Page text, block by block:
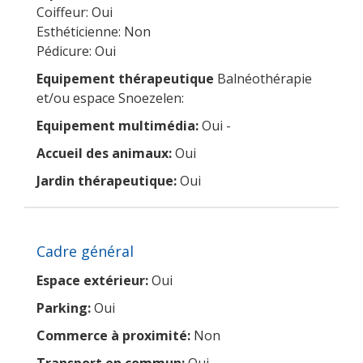
Coiffeur: Oui
Esthéticienne: Non
Pédicure: Oui
Equipement thérapeutique Balnéothérapie
et/ou espace Snoezelen:
Equipement multimédia:Oui -
Accueil des animaux:Oui
Jardin thérapeutique:Oui
Cadre général
Espace extérieur:Oui
Parking:Oui
Commerce à proximité: Non